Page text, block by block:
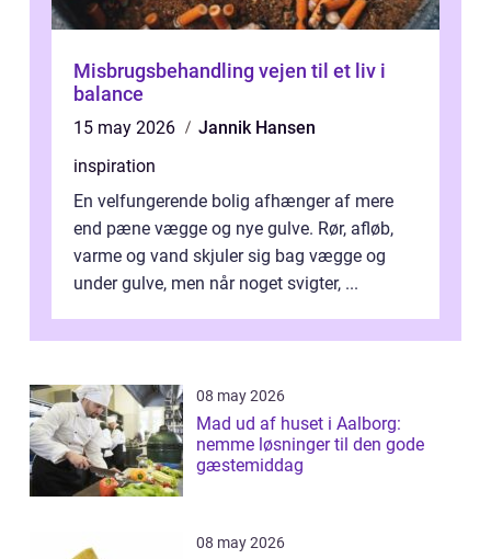
Misbrugsbehandling vejen til et liv i
balance
15 may 2026
Jannik Hansen
inspiration
En velfungerende bolig afhænger af mere
end pæne vægge og nye gulve. Rør, afløb,
varme og vand skjuler sig bag vægge og
under gulve, men når noget svigter, ...
08 may 2026
Mad ud af huset i Aalborg:
nemme løsninger til den gode
gæstemiddag
08 may 2026